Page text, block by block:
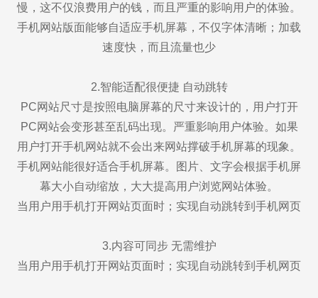
慢，这不仅浪费用户的钱，而且严重的影响用户的体验。
手机网站版面能够自适应手机屏幕，不仅字体清晰；加载
速度快，而且流量也少
2.智能适配很便捷 自动跳转
PC网站尺寸是按照电脑屏幕的尺寸来设计的，用户打开
PC网站会变形甚至乱码出现。严重影响用户体验。如果
用户打开手机网站就不会出来网站撑破手机屏幕的现象。
手机网站能很好适合手机屏幕。图片、文字会根据手机屏
幕大小自动缩放，大大提高用户浏览网站体验。
当用户用手机打开网站页面时；实现自动跳转到手机网页
3.内容可同步 无需维护
当用户用手机打开网站页面时；实现自动跳转到手机网页